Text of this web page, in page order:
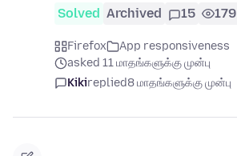
Solved Archived 15 179
Firefox
App responsiveness
asked 11 மாதங்களுக்கு முன்பு
Kikireplied8 மாதங்களுக்கு முன்பு